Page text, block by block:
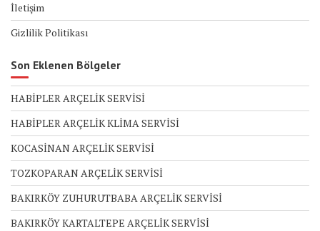
İletişim
Gizlilik Politikası
Son Eklenen Bölgeler
HABİPLER ARÇELİK SERVİSİ
HABİPLER ARÇELİK KLİMA SERVİSİ
KOCASİNAN ARÇELİK SERVİSİ
TOZKOPARAN ARÇELİK SERVİSİ
BAKIRKÖY ZUHURUTBABA ARÇELİK SERVİSİ
BAKIRKÖY KARTALTEPE ARÇELİK SERVİSİ